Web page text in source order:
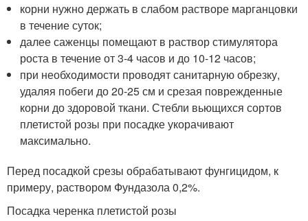
корни нужно держать в слабом растворе марганцовки
в течение суток;
далее саженцы помещают в раствор стимулятора
роста в течение от 3-4 часов и до 10-12 часов;
при необходимости проводят санитарную обрезку,
удаляя побеги до 20-25 см и срезая поврежденные
корни до здоровой ткани. Стебли вьющихся сортов
плетистой розы при посадке укорачивают
максимально.
Перед посадкой срезы обрабатывают фунгицидом, к
примеру, раствором Фундазола 0,2%.
Посадка черенка плетистой розы